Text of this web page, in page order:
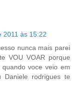
2011 às 15:22
nunca mais parei
VOU VOAR porque
voce veio em
Daniele rodrigues te